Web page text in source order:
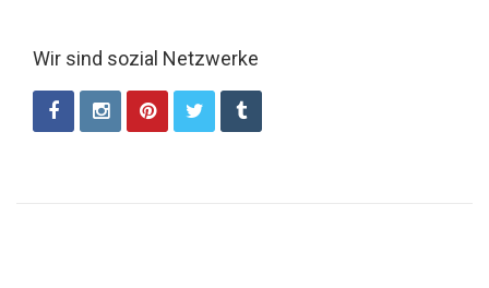
Wir sind sozial Netzwerke